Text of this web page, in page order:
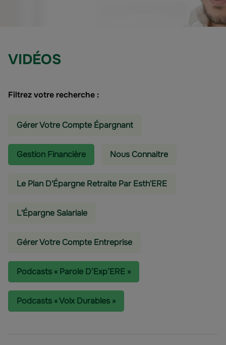
VIDÉOS
Filtrez votre recherche :
Gérer Votre Compte Épargnant
Gestion Financière Nous Connaitre
Le Plan D'Épargne Retraite Par Esth'ERE
L'épargne Salariale
Gérer Votre Compte Entreprise
Podcasts « Parole D’Exp’ERE »
Podcasts « Voix Durables »